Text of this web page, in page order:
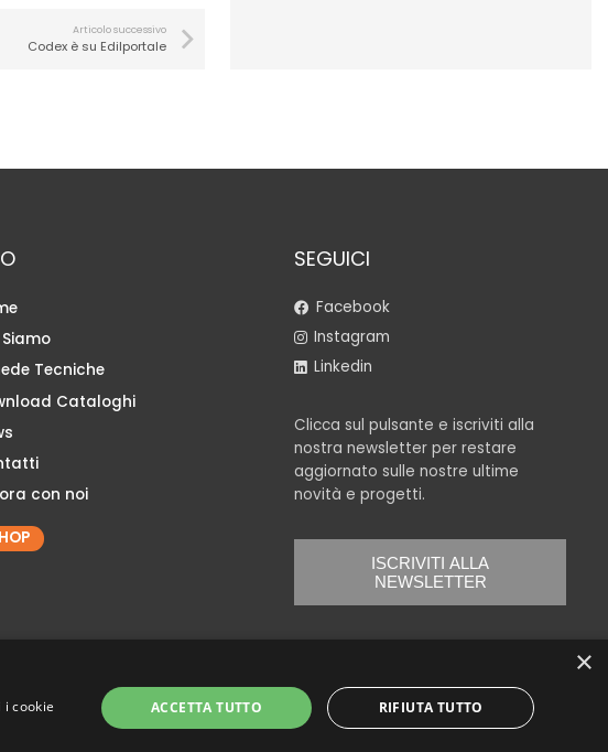
Articolo successivo
Codex è su Edilportale
Tecniche
Cataloghi
con noi
SEGUICI
Facebook
Instagram
Linkedin
Clicca sul pulsante e iscriviti alla
nostra newsletter per restare
aggiornato sulle nostre ultime
novità e progetti.
ISCRIVITI ALLA
NEWSLETTER
×
cookie
ACCETTA TUTTO RIFIUTA TUTTO